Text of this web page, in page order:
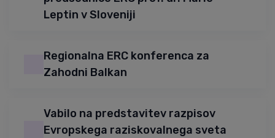
Leptin v Sloveniji
Regionalna ERC konferenca za
Zahodni Balkan
Vabilo na predstavitev razpisov
Evropskega raziskovalnega sveta